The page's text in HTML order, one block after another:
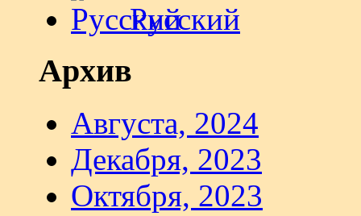
Русский
Архив
Августа, 2024
Декабря, 2023
Октября, 2023